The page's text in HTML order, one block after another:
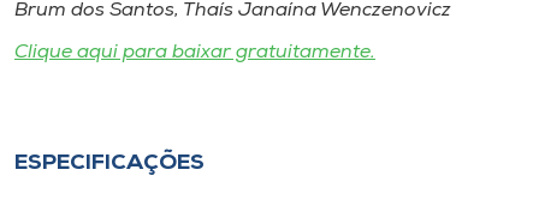
Unoesc
Brum dos Santos, Thaís Janaína Wenczenovicz
Clique aqui para baixar gratuitamente.
ESPECIFICAÇÕES